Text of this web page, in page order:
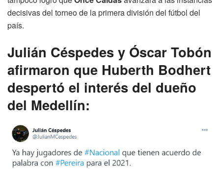
decisivas del torneo de la primera división del fútbol del
país.
Julián Céspedes y Óscar Tobón
afirmaron que Huberth Bodhert
despertó el interés del dueño
del Medellín: